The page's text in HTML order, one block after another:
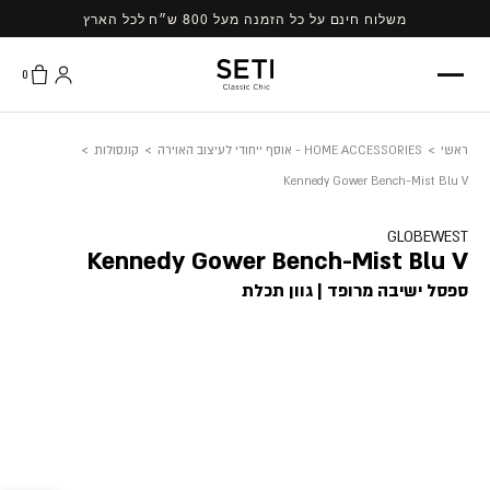
content
משלוח חינם על כל הזמנה מעל 800 ש״ח לכל הארץ
0
ראשי > HOME ACCESSORIES - אוסף ייחודי לעיצוב האוירה > קונסולות >
Kennedy Gower Bench-Mist Blu V
GLOBEWEST
Kennedy Gower Bench-Mist Blu V
ספסל ישיבה מרופד | גוון תכלת